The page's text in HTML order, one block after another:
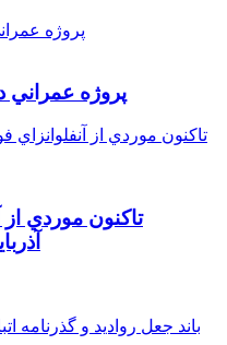
247 پروژه
تاکنون موردي از
باند جعل روادید و